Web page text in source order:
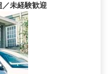
未経験歓迎